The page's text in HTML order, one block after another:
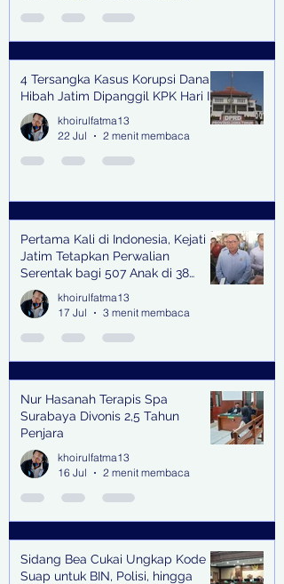
4 Tersangka Kasus Korupsi Dana
Hibah Jatim Dipanggil KPK Hari Ini
khoirulfatma13
22 Jul
2 menit membaca
Pertama Kali di Indonesia, Kejati
Jatim Tetapkan Perwalian
Serentak bagi 507 Anak di 38
Kabupaten & Kota
khoirulfatma13
17 Jul
3 menit membaca
Nur Hasanah Terapis Spa
Surabaya Divonis 2,5 Tahun
Penjara
khoirulfatma13
16 Jul
2 menit membaca
Sidang Bea Cukai Ungkap Kode
Suap untuk BIN, Polisi, hingga